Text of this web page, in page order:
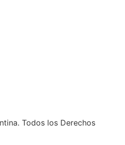
Todos los Derechos